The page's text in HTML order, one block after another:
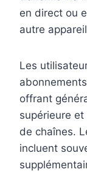
en direct ou
autre
Les
offrant
supérieure
de chaînes.
incluent